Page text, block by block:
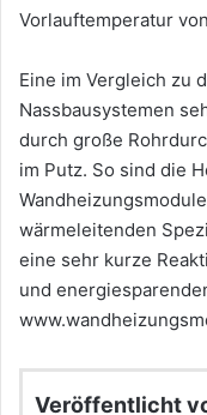
Vorlauftemperatur
Eine im Vergleich zu
Nassbausystemen
durch große
im Putz. So sind die
wärmeleitenden
eine sehr kurze
und
Veröffentlicht